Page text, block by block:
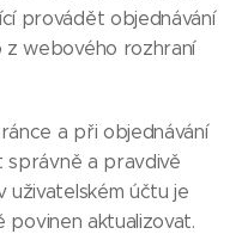
provádět objednávání
webového rozhraní
a při objednávání
správně a pravdivě
uživatelském účtu je
povinen aktualizovat.